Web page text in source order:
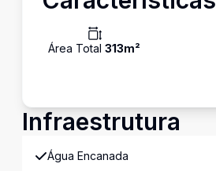
Área Total 313m²
Infraestrutura
Água Encanada